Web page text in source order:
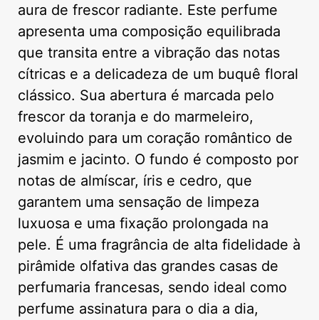
aura de frescor radiante. Este perfume
apresenta uma composição equilibrada
que transita entre a vibração das notas
cítricas e a delicadeza de um buquê floral
clássico. Sua abertura é marcada pelo
frescor da toranja e do marmeleiro,
evoluindo para um coração romântico de
jasmim e jacinto. O fundo é composto por
notas de almíscar, íris e cedro, que
garantem uma sensação de limpeza
luxuosa e uma fixação prolongada na
pele. É uma fragrância de alta fidelidade à
pirâmide olfativa das grandes casas de
perfumaria francesas, sendo ideal como
perfume assinatura para o dia a dia,